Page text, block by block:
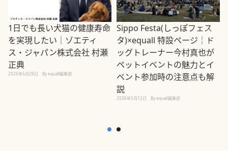
1日でも長い犬猫の健康寿命
を実現したい｜ゾエティ
ス・ジャパン株式会社 村瀬
正典
2026年5月29日 By equall編集部
Sippo Festa(しっぽフェス
タ)×equall 特設ページ｜ド
ッグトレーナー今村真也が
ペットイベントの魅力とイ
ベント参加時の注意点も解
説
2026年5月12日 By equall編集部